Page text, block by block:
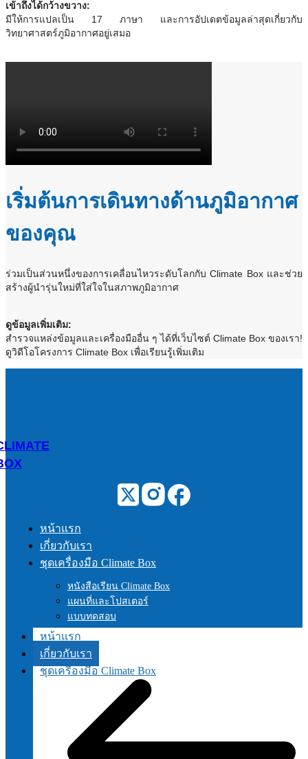
เข้าถึงได้กว้างขวาง:
มีให้การแปลเป็น 17 ภาษา และการอัปเดตข้อมูลล่าสุดเกี่ยวกับ
วิทยาศาสตร์ภูมิอากาศอยู่เสมอ
เริ่มต้นการเดินทางด้านภูมิอากาศ
ของคุณ
ร่วมเป็นส่วนหนึ่งของการเคลื่อนไหวระดับโลกกับ Climate Box และช่วย
สร้างผู้นำรุ่นใหม่ที่ใส่ใจในสภาพภูมิอากาศ
ดูข้อมูลเพิ่มเติม:
สำรวจแหล่งข้อมูลและเครื่องมืออื่น ๆ ได้ที่เว็บไซต์ Climate Box ของเรา!
ดูวิดีโอโครงการ Climate Box เพื่อเรียนรู้เพิ่มเติม
หน้าแรก
เกี่ยวกับเรา
ชุดเครื่องมือ Climate Box
หนังสือเรียน Climate Box
แผนที่และโปสเตอร์
แบบทดสอบ
หน้าแรก
เกี่ยวกับเรา
ชุดเครื่องมือ Climate Box